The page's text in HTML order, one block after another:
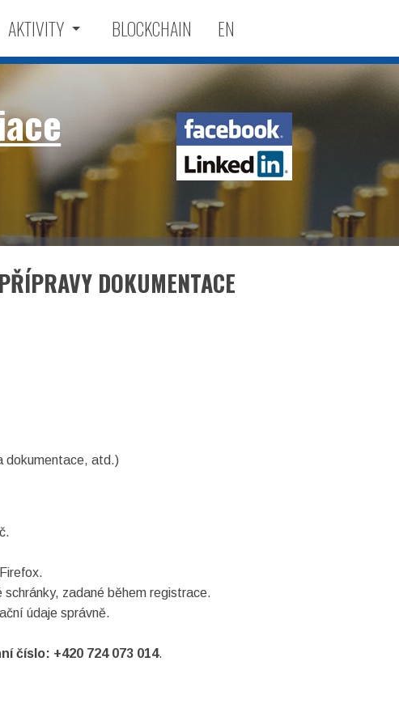
AKTIVITY BLOCKCHAIN EN
Facebook
DOKUMENTACE
dokumentace, atd.)
zadané během registrace.
údaje správně.
číslo: +420 724 073 014.